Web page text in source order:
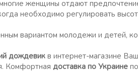
женщины отдают
необходимо регулировать
вариантом молодежи и детей,
дождевикв интернет-магазине
Комфортная доставка по Украине